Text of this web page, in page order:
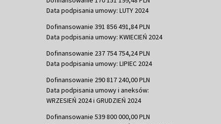
Data podpisania umowy: LUTY 2024
Dofinansowanie 391 856 491,84 PLN
Data podpisania umowy: KWIECIEŃ 2024
Dofinansowanie 237 754 754,24 PLN
Data podpisania umowy: LIPIEC 2024
Dofinansowanie 290 817 240,00 PLN
Data podpisania umowy i aneksów:
WRZESIEŃ 2024 i GRUDZIEŃ 2024
Dofinansowanie 539 800 000,00 PLN